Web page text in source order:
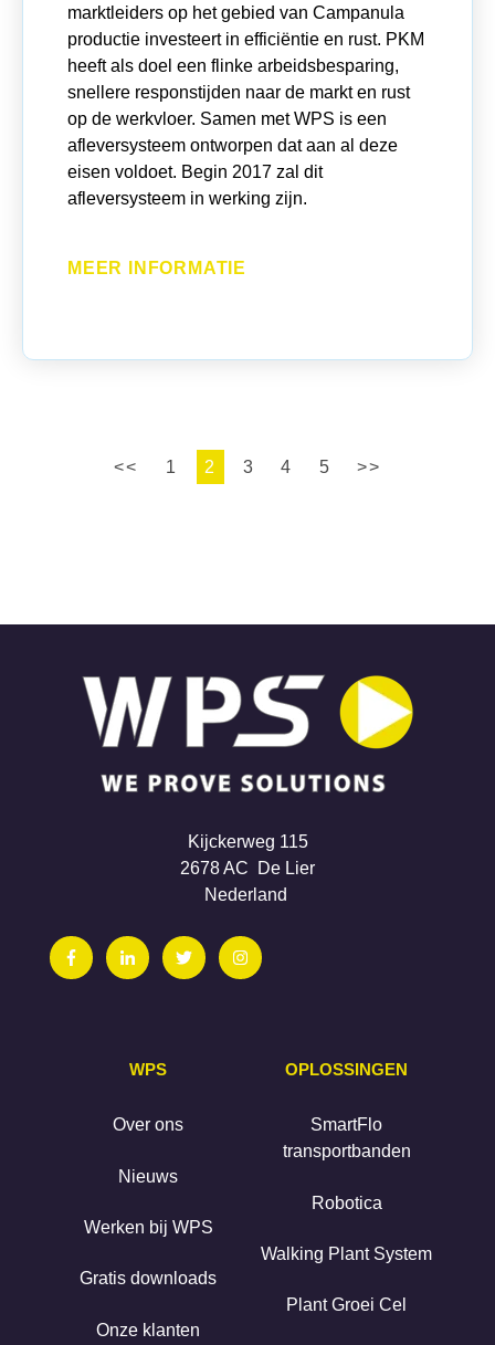
marktleiders op het gebied van Campanula
productie investeert in efficiëntie en rust. PKM
heeft als doel een flinke arbeidsbesparing,
snellere responstijden naar de markt en rust
op de werkvloer. Samen met WPS is een
afleversysteem ontworpen dat aan al deze
eisen voldoet. Begin 2017 zal dit
afleversysteem in werking zijn.
MEER INFORMATIE
<< 1 2 3 4 5 >>
Kijckerweg 115
2678 AC De Lier
Nederland
WPS
Over ons
Nieuws
Werken bij WPS
Gratis downloads
Onze klanten
OPLOSSINGEN
SmartFlo
transportbanden
Robotica
Walking Plant System
Plant Groei Cel